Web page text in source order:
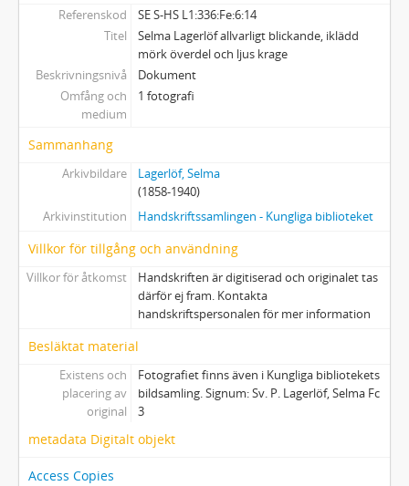
Referenskod
SE S-HS L1:336:Fe:6:14
Titel
Selma Lagerlöf allvarligt blickande, iklädd
mörk överdel och ljus krage
Beskrivningsnivå
Dokument
Omfång och
medium
1 fotografi
Sammanhang
Arkivbildare
Lagerlöf, Selma
(1858-1940)
Arkivinstitution
Handskriftssamlingen - Kungliga biblioteket
Villkor för tillgång och användning
Villkor för åtkomst
Handskriften är digitiserad och originalet tas
därför ej fram. Kontakta
handskriftspersonalen för mer information
Besläktat material
Existens och
placering av
original
Fotografiet finns även i Kungliga bibliotekets
bildsamling. Signum: Sv. P. Lagerlöf, Selma Fc
3
metadata Digitalt objekt
Access Copies